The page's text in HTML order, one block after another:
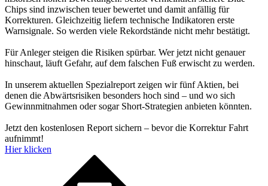
Chips sind inzwischen teuer bewertet und damit anfällig für
Korrekturen. Gleichzeitig liefern technische Indikatoren erste
Warnsignale. So werden viele Rekordstände nicht mehr bestätigt.
Für Anleger steigen die Risiken spürbar. Wer jetzt nicht genauer
hinschaut, läuft Gefahr, auf dem falschen Fuß erwischt zu werden.
In unserem aktuellen Spezialreport zeigen wir fünf Aktien, bei
denen die Abwärtsrisiken besonders hoch sind – und wo sich
Gewinnmitnahmen oder sogar Short-Strategien anbieten könnten.
Jetzt den kostenlosen Report sichern – bevor die Korrektur Fahrt
aufnimmt!
Hier klicken